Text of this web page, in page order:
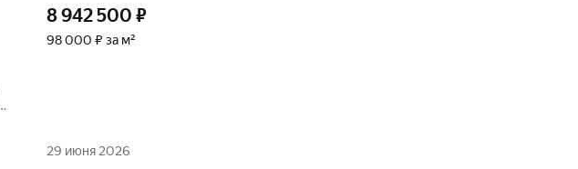
8 942 500 ₽
98 000 ₽ за м²
29 июня 2026